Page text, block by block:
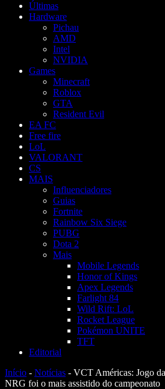
Últimas
Hardware
Pichau
AMD
Intel
NVIDIA
Games
Minecraft
Roblox
GTA
Resident Evil
EA FC
Free fire
LoL
VALORANT
CS
MAIS
Influenciadores
Guias
Fortnite
Rainbow Six Siege
PUBG
Dota 2
Mais
Mobile Legends
Honor of Kings
Apex Legends
Farlight 84
Wild Rift: LoL
Rocket League
Pokémon UNITE
TFT
Editorial
Início - Notícias - VCT Américas: Jogo
NRG foi o mais assistido do campeonato